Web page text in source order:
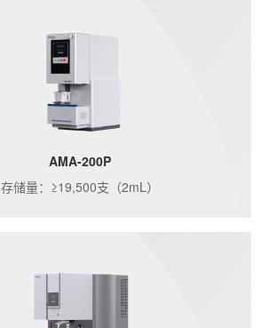
AMA-200P
存储量：≥19,500支（2mL）